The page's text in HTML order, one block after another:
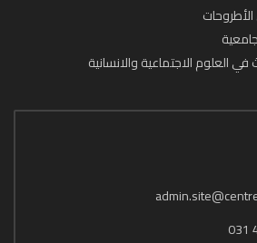
الأطروحات
العلوم الاجتماعية والانسانية